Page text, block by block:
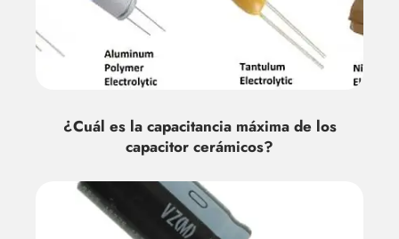
¿Cuál es la capacitancia máxima de los
capacitor cerámicos?